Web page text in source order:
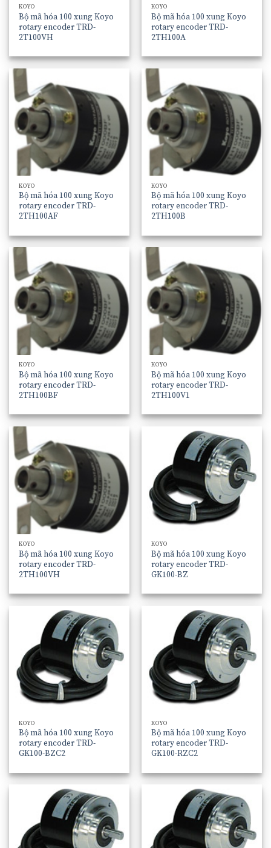
KOYO
Bộ mã hóa 100 xung Koyo
rotary encoder TRD-
2T100VH
KOYO
Bộ mã hóa 100 xung Koyo
rotary encoder TRD-
2TH100A
KOYO
Bộ mã hóa 100 xung Koyo
rotary encoder TRD-
2TH100AF
KOYO
Bộ mã hóa 100 xung Koyo
rotary encoder TRD-
2TH100B
KOYO
Bộ mã hóa 100 xung Koyo
rotary encoder TRD-
2TH100BF
KOYO
Bộ mã hóa 100 xung Koyo
rotary encoder TRD-
2TH100V1
KOYO
Bộ mã hóa 100 xung Koyo
rotary encoder TRD-
2TH100VH
KOYO
Bộ mã hóa 100 xung Koyo
rotary encoder TRD-
GK100-BZ
KOYO
Bộ mã hóa 100 xung Koyo
rotary encoder TRD-
GK100-BZC2
KOYO
Bộ mã hóa 100 xung Koyo
rotary encoder TRD-
GK100-RZC2